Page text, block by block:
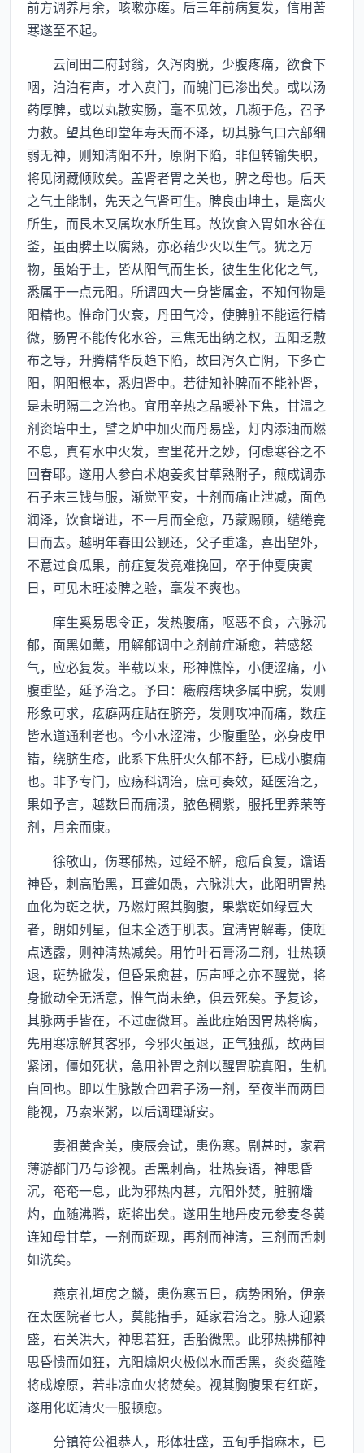
前方调养月余，咳嗽亦瘥。后三年前病复发，信用苦
寒遂至不起。
云间田二府封翁，久泻肉脱，少腹疼痛，欲食下
咽，泊泊有声，才入贲门，而魄门已渗出矣。或以汤
药厚脾，或以丸散实肠，毫不见效，几濒于危，召予
力救。望其色印堂年寿天而不泽，切其脉气口六部细
弱无神，则知清阳不升，原阴下陷，非但转输失职，
将见闭藏倾败矣。盖肾者胃之关也，脾之母也。后天
之气土能制，先天之气肾可生。脾良由坤土，是离火
所生，而艮木又属坎水所生耳。故饮食入胃如水谷在
釜，虽由脾土以腐熟，亦必藉少火以生气。犹之万
物，虽始于土，皆从阳气而生长，彼生生化化之气，
悉属于一点元阳。所谓四大一身皆属金，不知何物是
阳精也。惟命门火衰，丹田气冷，使脾脏不能运行精
微，肠胃不能传化水谷，三焦无出纳之权，五阳乏敷
布之导，升腾精华反趋下陷，故曰泻久亡阴，下多亡
阳，阴阳根本，悉归肾中。若徒知补脾而不能补肾，
是未明隔二之治也。宜用辛热之晶暖补下焦，甘温之
剂资培中土，譬之炉中加火而丹易盛，灯内添油而燃
不息，真有水中火发，雪里花开之妙，何虑寒谷之不
回春耶。遂用人参白术炮姜炙甘草熟附子，煎成调赤
石子末三钱与服，渐觉平安，十剂而痛止泄减，面色
润泽，饮食增进，不一月而全愈，乃蒙赐顾，缱绻竟
日而去。越明年春田公觐还，父子重逢，喜出望外，
不意过食瓜果，前症复发竟难挽回，卒于仲夏庚寅
日，可见木旺凌脾之验，毫发不爽也。
庠生奚易思令正，发热腹痛，呕恶不食，六脉沉
郁，面黑如薰，用解郁调中之剂前症渐愈，若感怒
气，应必复发。半载以来，形神憔悴，小便涩痛，小
腹重坠，延予治之。予曰：癥瘕痞块多属中脘，发则
形象可求，痃癖两症贴在脐旁，发则攻冲而痛，数症
皆水道通利者也。今小水涩滞，少腹重坠，必身皮甲
错，绕脐生疮，此系下焦肝火久郁不舒，已成小腹痈
也。非予专门，应疡科调治，庶可奏效，延医治之，
果如予言，越数日而痈溃，脓色稠紫，服托里养荣等
剂，月余而康。
徐敬山，伤寒郁热，过经不解，愈后食复，谵语
神昏，刺高胎黑，耳聋如愚，六脉洪大，此阳明胃热
血化为斑之状，乃燃灯照其胸腹，果紫斑如绿豆大
者，朗如列星，但未全透于肌表。宜清胃解毒，使斑
点透露，则神清热减矣。用竹叶石膏汤二剂，壮热顿
退，斑势掀发，但昏呆愈甚，厉声呼之亦不醒觉，将
身掀动全无活意，惟气尚未绝，俱云死矣。予复诊，
其脉两手皆在，不过虚微耳。盖此症始因胃热将腐，
先用寒凉解其客邪，今邪火虽退，正气独孤，故两目
紧闭，僵如死状，急用补胃之剂以醒胃脘真阳，生机
自回也。即以生脉散合四君子汤一剂，至夜半而两目
能视，乃索米粥，以后调理渐安。
妻祖黄含美，庚辰会试，患伤寒。剧甚时，家君
薄游都门乃与诊视。舌黑刺高，壮热妄语，神思昏
沉，奄奄一息，此为邪热内甚，亢阳外焚，脏腑燔
灼，血随沸腾，斑将出矣。遂用生地丹皮元参麦冬黄
连知母甘草，一剂而斑现，再剂而神清，三剂而舌刺
如洗矣。
燕京礼垣房之麟，患伤寒五日，病势困殆，伊亲
在太医院者七人，莫能措手，延家君治之。脉人迎紧
盛，右关洪大，神思若狂，舌胎微黑。此邪热拂郁神
思昏愦而如狂，亢阳煽炽火极似水而舌黑，炎炎蕴隆
将成燎原，若非凉血火将焚矣。视其胸腹果有红斑，
遂用化斑清火一服顿愈。
分镇符公祖恭人，形体壮盛，五旬手指麻木，已